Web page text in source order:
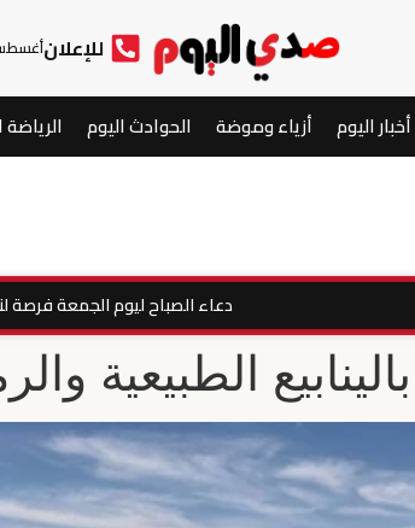
للإعلانأغسطس 8, 2026
أخبار اليوم أزياء وموضة الحوادث اليوم الرياضة
دعاء الصباح ليوم الجمعة فرصة
الطبيعية